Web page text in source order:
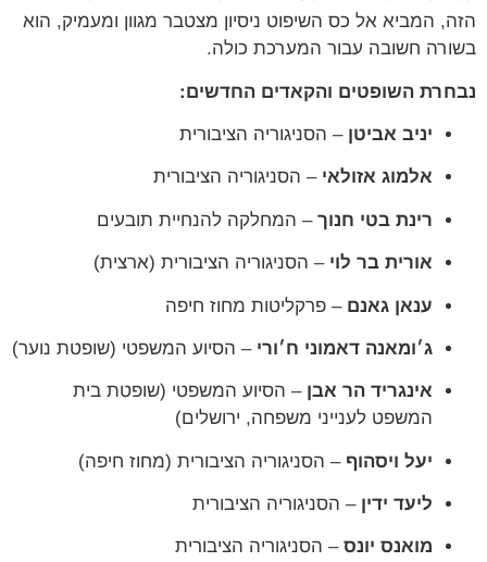
המביא אל כס השיפוט ניסיון מצטבר מגוון ומעמיק, הוא
חשובה עבור המערכת כולה.
השופטים והקאדים החדשים:
יניב אביטן– הסניגוריה הציבורית
אלמוג אזולאי– הסניגוריה הציבורית
רינת בטי חנוך– המחלקה להנחיית תובעים
אורית בר לוי– הסניגוריה הציבורית (ארצית)
ענאן גאנם– פרקליטות מחוז חיפה
ג׳ומאנה דאמוני ח׳ורי– הסיוע המשפטי (שופטת נוער)
אינגריד הר אבן – הסיוע המשפטי (שופטת בית
המשפט לענייני משפחה, ירושלים)
יעל ויסהוף– הסניגוריה הציבורית (מחוז חיפה)
ליעד ידין – הסניגוריה הציבורית
מואנס יונס – הסניגוריה הציבורית